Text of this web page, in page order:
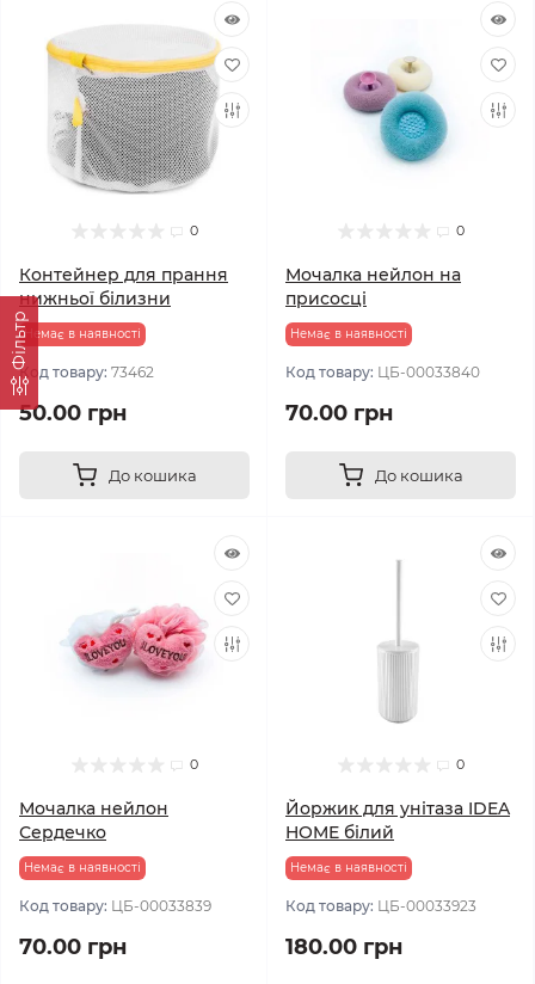
Фільтр
0
Контейнер для прання
нижньої білизни
Немає в наявності
Код товару: 73462
50.00 грн
До кошика
0
Мочалка нейлон на
присосці
Немає в наявності
Код товару: ЦБ-00033840
70.00 грн
До кошика
0
Мочалка нейлон
Сердечко
Немає в наявності
Код товару: ЦБ-00033839
70.00 грн
0
Йоржик для унітаза IDEA
HOME білий
Немає в наявності
Код товару: ЦБ-00033923
180.00 грн